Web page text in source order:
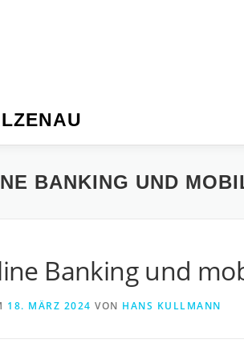
BANKING UND
Banking und
18. MÄRZ 2024 VON HANS KULLMANN